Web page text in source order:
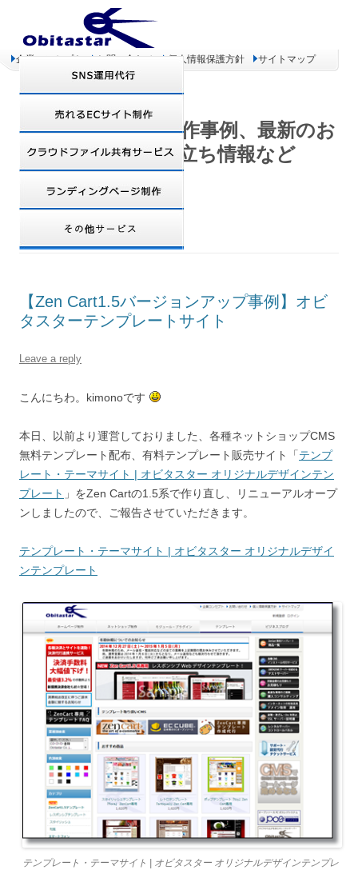
企業コンセプト お問い合わせ 個人情報保護方針 サイトマップ
オビタスター 制作事例、最新のお
得情報、お役立ち情報など
TAG ARCHIVES:ファビコン
【Zen Cart1.5バージョンアップ事例】オビ
タスターテンプレートサイト
Leave a reply
こんにちわ。kimonoです
本日、以前より運営しておりました、各種ネットショップCMS
無料テンプレート配布、有料テンプレート販売サイト「テンプ
レート・テーマサイト | オビタスター オリジナルデザインテン
プレート 」をZen Cartの1.5系で作り直し、リニューアルオープ
ンしましたので、ご報告させていただきます。
テンプレート・テーマサイト | オビタスター オリジナルデザイ
ンテンプレート
テンプレート・テーマサイト | オビタスター オリジナルデザインテンプレ